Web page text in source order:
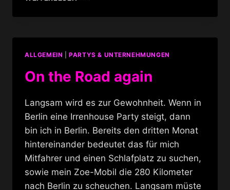
BACKPACKERHOTEL
ALLGEMEIN |PARTYS & UNTERNEHMUNGEN
On the Road again
Langsam wird es zur Gewohnheit. Wenn in
Berlin eine Irrenhouse Party steigt, dann
bin ich in Berlin. Bereits den dritten Monat
hintereinander bedeutet das für mich
Mitfahrer und einen Schlafplatz zu suchen,
sowie mein Zoe-Mobil die 280 Kilometer
nach Berlin zu scheuchen. Langsam müste